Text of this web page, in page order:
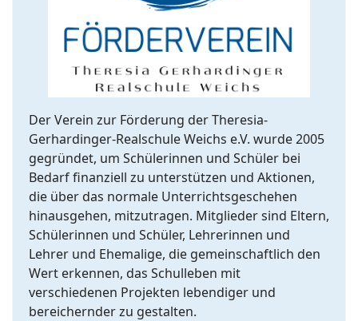
Der Verein zur Förderung der Theresia-
Gerhardinger-Realschule Weichs e.V. wurde 2005
gegründet, um Schülerinnen und Schüler bei
Bedarf finanziell zu unterstützen und Aktionen,
die über das normale Unterrichtsgeschehen
hinausgehen, mitzutragen. Mitglieder sind Eltern,
Schülerinnen und Schüler, Lehrerinnen und
Lehrer und Ehemalige, die gemeinschaftlich den
Wert erkennen, das Schulleben mit
verschiedenen Projekten lebendiger und
bereichernder zu gestalten.